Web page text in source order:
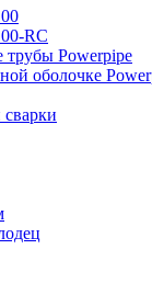
RC
Powerpipe
оболочке